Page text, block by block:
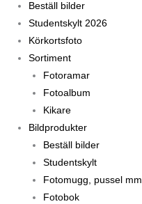
Beställ bilder
Studentskylt 2026
Körkortsfoto
Sortiment
Fotoramar
Fotoalbum
Kikare
Bildprodukter
Beställ bilder
Studentskylt
Fotomugg, pussel mm
Fotobok